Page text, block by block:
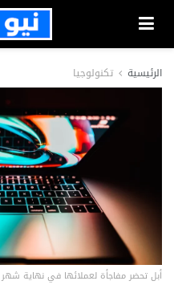
الرئيسية تكنولوجيا
أبل تحضر مفاجأة لعملائها في نهاية شهر